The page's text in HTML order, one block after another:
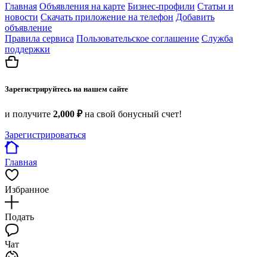
Главная Объявления на карте Бизнес-профили Статьи и
новости Скачать приложение на телефон Добавить
объявление
Правила сервиса Пользовательское соглашение Служба
поддержки
Зарегистрируйтесь на нашем сайте
и получите 2,000 ₽на свой бонусный счет!
Зарегистрироваться
Главная
Избранное
Подать
Чат